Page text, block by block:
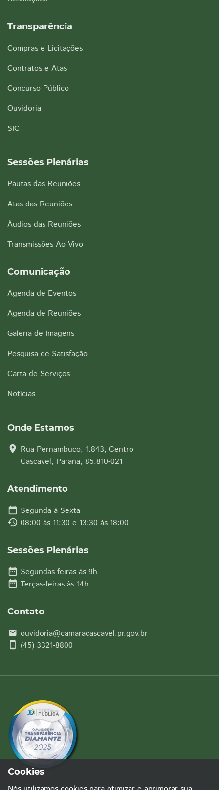
Transparência
Compras e Licitações
Contratos e Atas
Concurso Público
Ouvidoria
SIC
Sessões Plenárias
Pautas das Reuniões
Atas das Reuniões
Áudios das Reuniões
Transmissões Ao Vivo
Comunicação
Agenda de Eventos
Agenda de Reuniões
Galeria de Imagens
Pesquisa de Satisfação
Carta de Serviços
Notícias
Onde Estamos
location_on Rua Pernambuco, 1.843, Centro
Cascavel, Paraná, 85.810-021
Atendimento
date_range Segunda à Sexta
history 08:00 às 11:30 e 13:30 às 18:00
Sessões Plenárias
date_range Segundas-feiras às 9h
date_range Terças-feiras às 14h
Contato
email ouvidoria@camaracascavel.pr.gov.br
smartphone (45) 3321-8800
Cookies